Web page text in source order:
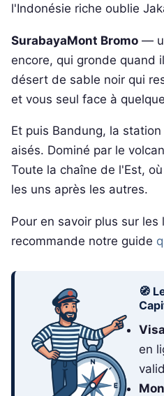
l'Indonésie riche oublie
SurabayaMont Bromo —
encore, qui gronde quand
désert de sable noir qui
et vous seul face à
Et puis Bandung, la
aisés. Dominé par le
Toute la chaîne de l'Est,
les uns après les autres.
Pour en savoir plus sur les
recommande notre guide
🧭
en